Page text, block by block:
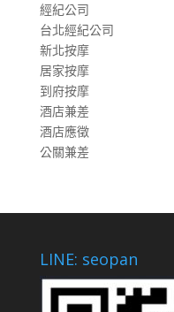
經紀公司
台北經紀公司
新北按摩
居家按摩
到府按摩
酒店兼差
酒店應徵
公關兼差
LINE: seopan